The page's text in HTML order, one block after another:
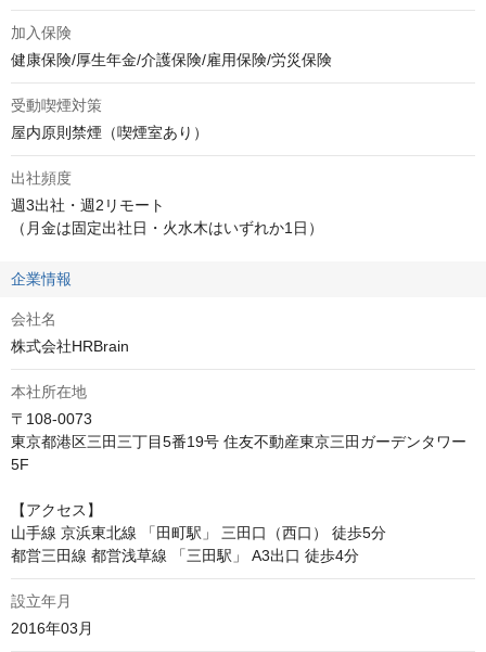
加入保険
健康保険/厚生年金/介護保険/雇用保険/労災保険
受動喫煙対策
屋内原則禁煙（喫煙室あり）
出社頻度
週3出社・週2リモート
（月金は固定出社日・火水木はいずれか1日）
企業情報
会社名
株式会社HRBrain
本社所在地
〒108-0073
東京都港区三田三丁目5番19号 住友不動産東京三田ガーデンタワー
5F
【アクセス】
山手線 京浜東北線 「田町駅」 三田口（西口） 徒歩5分
都営三田線 都営浅草線 「三田駅」 A3出口 徒歩4分
設立年月
2016年03月